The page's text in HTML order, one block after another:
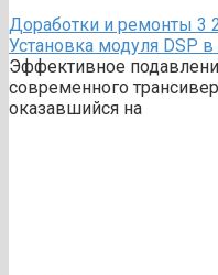
Доработки и ремонты 3
Установка модуля DSP в
Эффективное
современного
оказавшийся на